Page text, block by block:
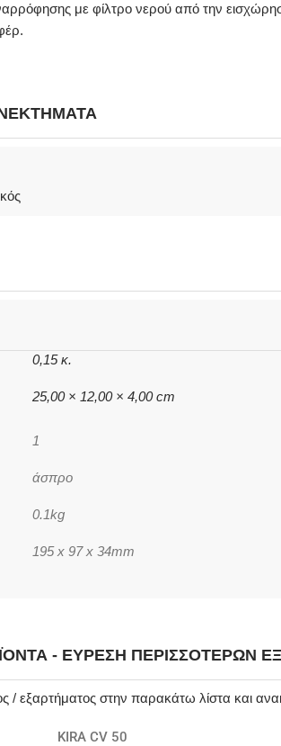
με φίλτρο νερού από την
0,15 κ.
25,00 × 12,00 × 4,00 cm
1
άσπρο
0.1kg
195 x 97 x 34mm
- ΕΎΡΕΣΗ ΠΕΡΙΣΣΌΤΕΡΩΝ
/ εξαρτήματος στην παρακάτω λίστα και
KIRA CV 50